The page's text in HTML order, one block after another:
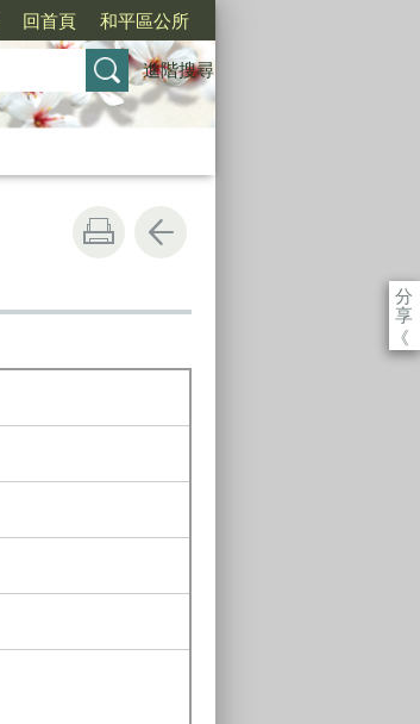
回首頁 和平區公所
進階搜尋
分
享
《